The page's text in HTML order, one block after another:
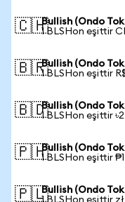
🇨🇭Bullish (Ondo
1 BLSHon eşittir
🇧🇷Bullish (Ondo
1 BLSHon eşittir
🇧🇩Bullish (Ondo
1 BLSHon eşittir
🇵🇭Bullish (Ondo
1 BLSHon eşittir
🇵🇱Bullish (Ondo
1 BLSHon eşittir